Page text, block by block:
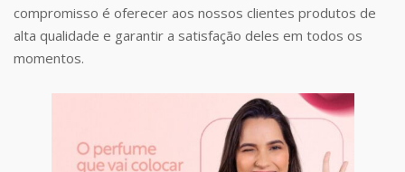
compromisso é oferecer aos nossos clientes produtos de
alta qualidade e garantir a satisfação deles em todos os
momentos.